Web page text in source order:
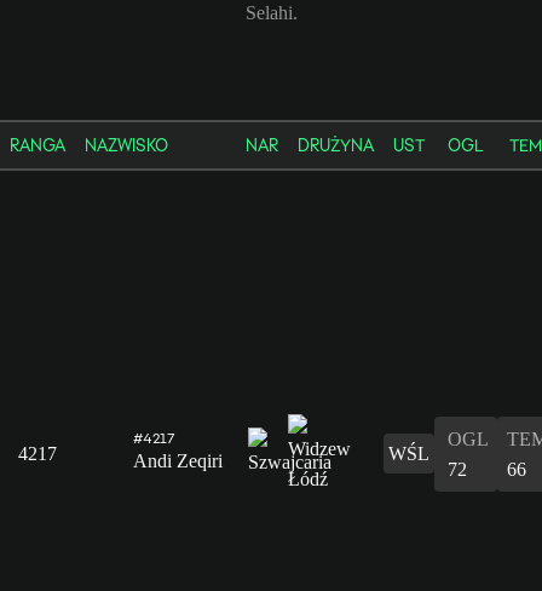
Selahi.
RANGA NAZWISKO NAR DRUŻYNA UST OGL TEM
4217
#4217
Andi Zeqiri WŚL
OGL
72
66